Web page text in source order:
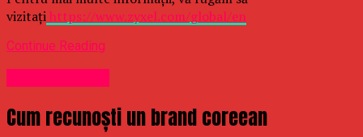
vizitațihttps://www.zyxel.com/global/en
Continue Reading
Cum recunoști un brand coreean